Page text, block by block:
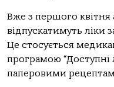
Вже з першого квітня
відпускатимуть ліки
Це стосується
програмою “Доступні
паперовими